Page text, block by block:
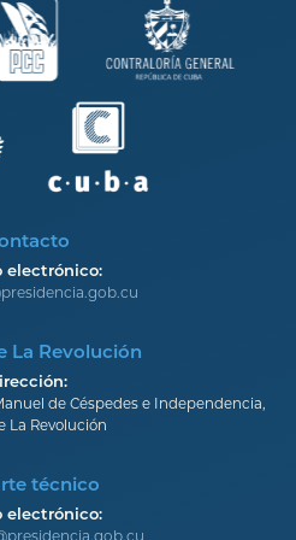
electrónico:
La Revolución
de Céspedes e Independencia,
La Revolución
técnico
electrónico: